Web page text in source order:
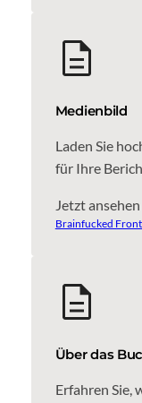
Medienbild
Laden Sie
für Ihre
Jetzt ansehen
Brainfucked
Über das
Erfahren Sie,